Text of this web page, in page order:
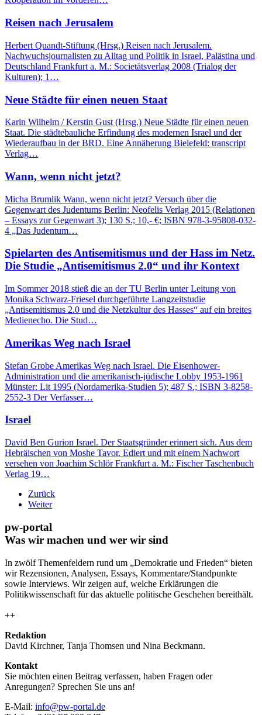
Reisen nach Jerusalem
Herbert Quandt-Stiftung (Hrsg.) Reisen nach Jerusalem.
Nachwuchsjournalisten zu Alltag und Politik in Israel, Palästina und
Deutschland Frankfurt a. M.: Societätsverlag 2008 (Trialog der
Kulturen); 1…
Neue Städte für einen neuen Staat
Karin Wilhelm / Kerstin Gust (Hrsg.) Neue Städte für einen neuen
Staat. Die städtebauliche Erfindung des modernen Israel und der
Wiederaufbau in der BRD. Eine Annäherung Bielefeld: transcript
Verlag…
Wann, wenn nicht jetzt?
Micha Brumlik Wann, wenn nicht jetzt? Versuch über die
Gegenwart des Judentums Berlin: Neofelis Verlag 2015 (Relationen
– Essays zur Gegenwart 3); 130 S.; 10,- €; ISBN 978-3-95808-032-
4 „Das Judentum…
Spielarten des Antisemitismus und der Hass im Netz.
Die Studie „Antisemitismus 2.0“ und ihr Kontext
Im Sommer 2018 stieß die an der TU Berlin unter Leitung von
Monika Schwarz-Friesel durchgeführte Langzeitstudie
„Antisemitismus 2.0 und die Netzkultur des Hasses“ auf ein breites
Medienecho. Die Stud…
Amerikas Weg nach Israel
Stefan Grobe Amerikas Weg nach Israel. Die Eisenhower-
Administration und die amerikanisch-jüdische Lobby 1953-1961
Münster: Lit 1995 (Nordamerika-Studien 5); 487 S.; ISBN 3-8258-
2552-3 Der Verfasser…
Israel
David Ben Gurion Israel. Der Staatsgründer erinnert sich. Aus dem
Hebräischen von Moshe Tavor. Ediert und mit einem Nachwort
versehen von Joachim Schlör Frankfurt a. M.: Fischer Taschenbuch
Verlag 19…
Zurück
Weiter
pw-portal
Was wir machen und wer wir sind
In zwölf Themenfeldern rund um „Demokratie und Frieden“ bieten
wir Rezensionen, Analysen, Essays, Kommentare/Standpunkte
sowie Interviews. Wir zeigen auf, welche Erklärungen die
Politikwissenschaft für das aktuelle politische Geschehen bereithält.
++
Redaktion
David Kirchner, Tanja Thomsen und Nina Beckmann.
Kontakt
Sie möchten einen Beitrag verfassen, haben Fragen oder
Anregungen? Sprechen Sie uns an!
E-Mail: info@pw-portal.de